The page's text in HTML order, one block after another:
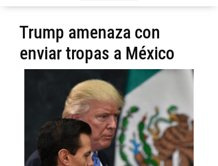
Trump amenaza con
enviar tropas a México